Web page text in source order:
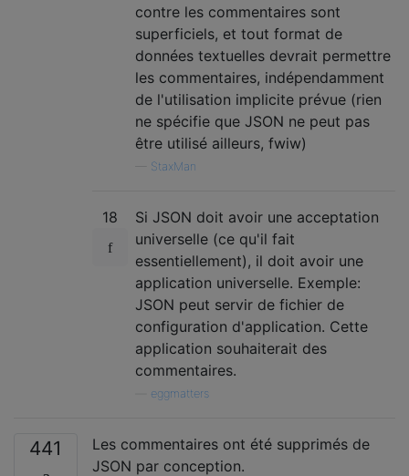
contre les commentaires sont
superficiels, et tout format de
données textuelles devrait permettre
les commentaires, indépendamment
de l'utilisation implicite prévue (rien
ne spécifie que JSON ne peut pas
être utilisé ailleurs, fwiw)
StaxMan
18
Si JSON doit avoir une acceptation
universelle (ce qu'il fait
essentiellement), il doit avoir une
application universelle. Exemple:
JSON peut servir de fichier de
configuration d'application. Cette
application souhaiterait des
commentaires.
eggmatters
441
Les commentaires ont été supprimés de
JSON par conception.